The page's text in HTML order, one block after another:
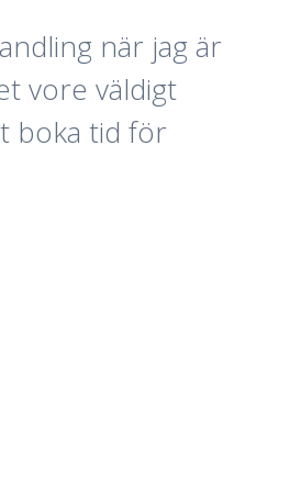
när jag är
vore väldigt
boka tid för